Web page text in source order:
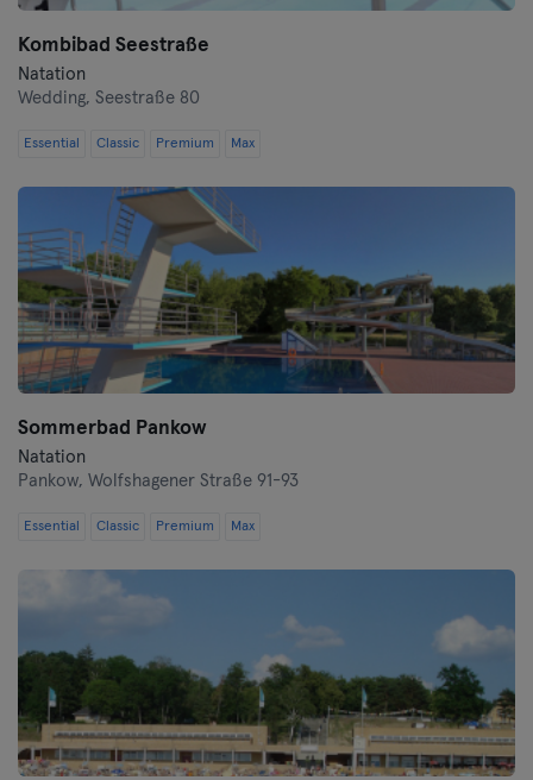
Kombibad Seestraße
Natation
Wedding, Seestraße 80
Essential Classic Premium Max
Sommerbad Pankow
Natation
Pankow, Wolfshagener Straße 91-93
Essential Classic Premium Max